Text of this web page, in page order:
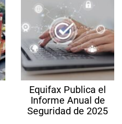
Equifax Publica el
Informe Anual de
Seguridad de 2025